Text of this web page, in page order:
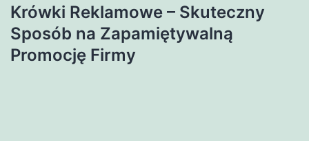
Krówki Reklamowe – Skuteczny
Sposób na Zapamiętywalną
Promocję Firmy